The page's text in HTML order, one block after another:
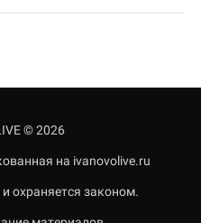
© 2026
на ivanovolive.ru
охраняется законом.